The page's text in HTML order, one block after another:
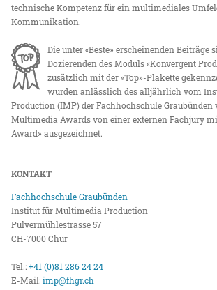
technische Kompetenz für ein multimediales
Kommunikation.
Die unter «Beste» erscheinenden Beiträge
Dozierenden des Moduls «Konvergent
zusätzlich mit der «Top»-Plakette
wurden anlässlich des alljährlich vom
Production (IMP) der Fachhochschule Graubünden
Multimedia Awards von einer externen Fachjury
Award» ausgezeichnet.
KONTAKT
Fachhochschule Graubünden
Institut für Multimedia Production
Pulvermühlestrasse 57
CH-7000 Chur
Tel.:+41 (0)81 286 24 24
E-Mail:imp@fhgr.ch